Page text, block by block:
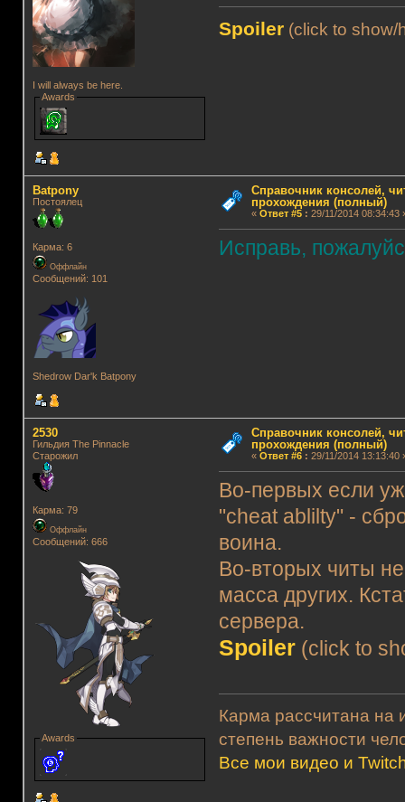
I will always be here.
Awards
Spoiler (click to show/
Batpony
Постоялец
Карма: 6
Оффлайн
Сообщений: 101
Shedrow Dar'k Batpony
Справочник консолей,
прохождения (полный)
« Ответ #5: 29/11/2014 08:34:43
Исправь,
2530
Гильдия The Pinnacle
Старожил
Карма: 79
Оффлайн
Сообщений: 666
Awards
Справочник консолей,
прохождения (полный)
« Ответ #6: 29/11/2014 13:13:40
Во-первых если
"cheat ablilty" -
воина.
Во-вторых читы
масса других.
сервера.
Spoiler (click to
Карма рассчитана на
степень важности
Все мои видео и